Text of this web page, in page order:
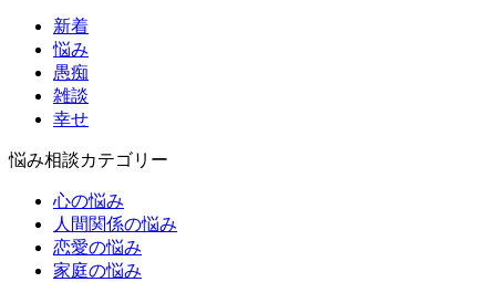
新着
悩み
愚痴
雑談
幸せ
悩み相談カテゴリー
心の悩み
人間関係の悩み
恋愛の悩み
家庭の悩み